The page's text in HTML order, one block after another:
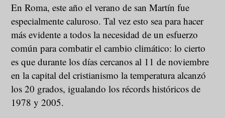
En Roma, este año el verano de san Martín fue
especialmente caluroso. Tal vez esto sea para hacer
más evidente a todos la necesidad de un esfuerzo
común para combatir el cambio climático: lo cierto
es que durante los días cercanos al 11 de noviembre
en la capital del cristianismo la temperatura alcanzó
los 20 grados, igualando los récords históricos de
1978 y 2005.